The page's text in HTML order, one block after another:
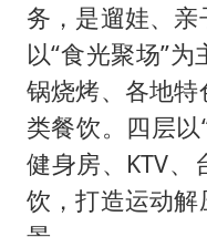
务，是遛娃、
以“食光聚场”
锅烧烤、各地
类餐饮。四层
健身房、KTV
饮，打造运动